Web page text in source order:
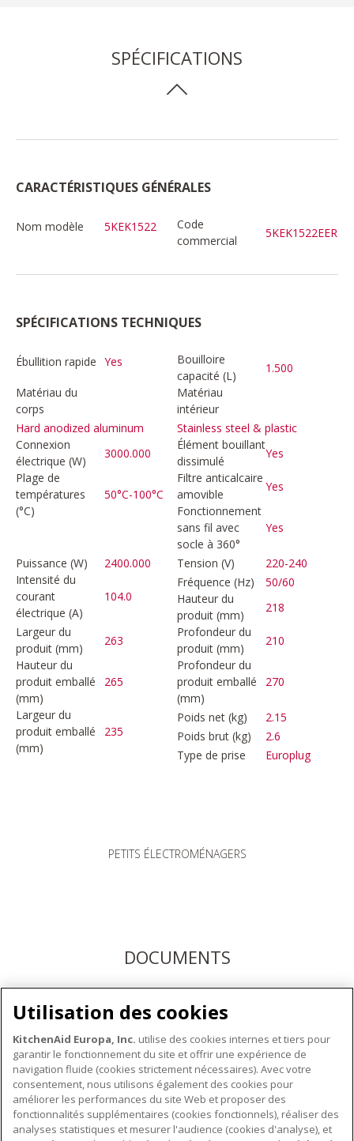
SPÉCIFICATIONS
CARACTÉRISTIQUES GÉNÉRALES
Nom modèle 5KEK1522
Code
commercial
5KEK1522EER
SPÉCIFICATIONS TECHNIQUES
Ébullition rapide Yes
Bouilloire
capacité (L)
1.500
Matériau du
corps
Hard anodized aluminum
Matériau
intérieur
Stainless steel & plastic
Connexion
électrique (W)
3000.000
Élément bouillant
dissimulé
Yes
Plage de
températures
(°C)
50°C-100°C
Filtre anticalcaire
amovible
Yes
Fonctionnement
sans fil avec
socle à 360°
Yes
Puissance (W) 2400.000 Tension (V)
220-240
Intensité du
courant
électrique (A)
104.0
Fréquence (Hz)
50/60
Hauteur du
produit (mm)
218
Largeur du
produit (mm)
263
Profondeur du
produit (mm)
210
Hauteur du
produit emballé
(mm)
265
Profondeur du
produit emballé
(mm)
270
Largeur du
produit emballé
(mm)
235
Poids net (kg)
2.15
Poids brut (kg)
2.6
Type de prise
Europlug
PETITS ÉLECTROMÉNAGERS
DOCUMENTS
Téléchargez les modes d'emploi ici ou enregistrez votre
produit pour bénéficier du service après-vente KitchenAid
À PROPOS DE KITCHENAID
Utilisation des cookies
KitchenAid Europa, Inc. utilise des cookies internes et tiers pour
garantir le fonctionnement du site et offrir une expérience de
navigation fluide (cookies strictement nécessaires). Avec votre
consentement, nous utilisons également des cookies pour
améliorer les performances du site Web et proposer des
fonctionnalités supplémentaires (cookies fonctionnels), réaliser des
analyses statistiques et mesurer l'audience (cookies d'analyse), et